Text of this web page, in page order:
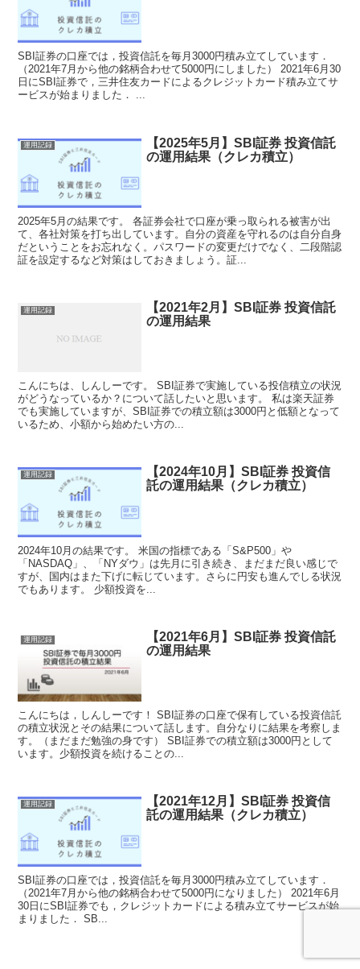
SBI証券の口座では，投資信託を毎月3000円積み立てしています．
（2021年7月から他の銘柄合わせて5000円にしました） 2021年6月30
日にSBI証券で，三井住友カードによるクレジットカード積み立てサ
ービスが始まりました． ...
運用記録
【2025年5月】SBI証券 投資信託
の運用結果（クレカ積立）
2025年5月の結果です。 各証券会社で口座が乗っ取られる被害が出
て、各社対策を打ち出しています。自分の資産を守れるのは自分自身
だということをお忘れなく。パスワードの変更だけでなく、二段階認
証を設定するなど対策はしておきましょう。証...
運用記録
【2021年2月】SBI証券 投資信託
の運用結果
こんにちは、しんしーです。 SBI証券で実施している投信積立の状況
がどうなっているか？について話したいと思います。 私は楽天証券
でも実施していますが、SBI証券での積立額は3000円と低額となって
いるため、小額から始めたい方の...
運用記録
【2024年10月】SBI証券 投資信
託の運用結果（クレカ積立）
2024年10月の結果です。 米国の指標である「S&P500」や
「NASDAQ」、「NYダウ」は先月に引き続き、まだまだ良い感じで
すが、国内はまた下げに転じています。さらに円安も進んでしる状況
でもあります。 少額投資を...
運用記録
【2021年6月】SBI証券 投資信託
の運用結果
こんにちは，しんしーです！ SBI証券の口座で保有している投資信託
の積立状況とその結果について話します。自分なりに結果を考察しま
す。（まだまだ勉強の身です） SBI証券での積立額は3000円として
います。少額投資を続けることの...
運用記録
【2021年12月】SBI証券 投資信
託の運用結果（クレカ積立）
SBI証券の口座では，投資信託を毎月3000円積み立てしています．
（2021年7月から他の銘柄合わせて5000円になりました） 2021年6月
30日にSBI証券でも，クレジットカードによる積み立てサービスが始
まりました． SB...